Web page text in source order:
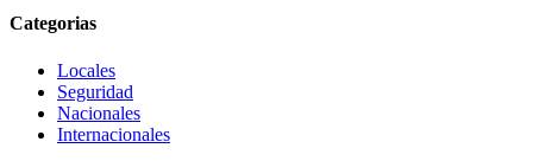
Categorias
Locales
Seguridad
Nacionales
Internacionales